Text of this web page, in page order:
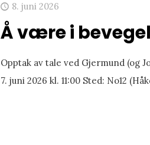
8. juni 2026
Å være i
Opptak av tale ved Gjermund (og
7. juni 2026 kl. 11:00 Sted: No12